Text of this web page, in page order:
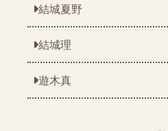
結城夏野
結城理
遊木真